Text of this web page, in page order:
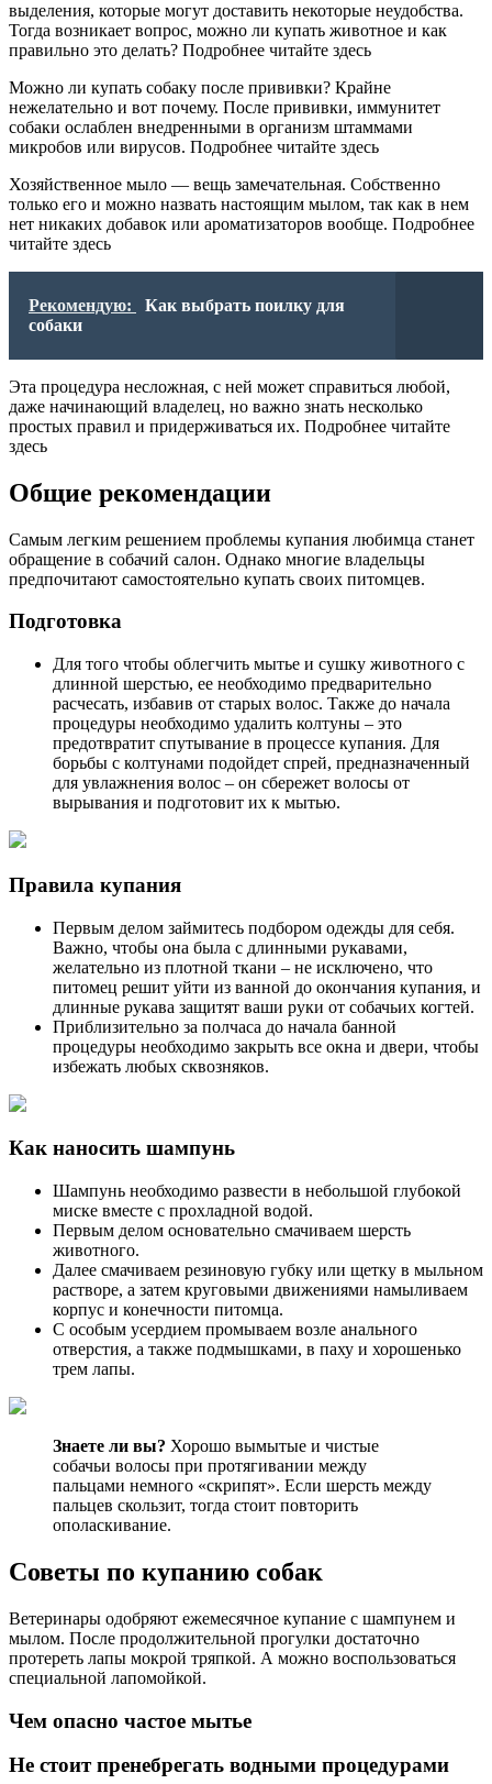
выделения, которые могут доставить некоторые неудобства.
Тогда возникает вопрос, можно ли купать животное и как
правильно это делать? Подробнее читайте здесь
Можно ли купать собаку после прививки? Крайне
нежелательно и вот почему. После прививки, иммунитет
собаки ослаблен внедренными в организм штаммами
микробов или вирусов. Подробнее читайте здесь
Хозяйственное мыло — вещь замечательная. Собственно
только его и можно назвать настоящим мылом, так как в нем
нет никаких добавок или ароматизаторов вообще. Подробнее
читайте здесь
Рекомендую:
Как выбрать поилку для
собаки
Эта процедура несложная, с ней может справиться любой,
даже начинающий владелец, но важно знать несколько
простых правил и придерживаться их. Подробнее читайте
здесь
Общие рекомендации
Самым легким решением проблемы купания любимца станет
обращение в собачий салон. Однако многие владельцы
предпочитают самостоятельно купать своих питомцев.
Подготовка
Для того чтобы облегчить мытье и сушку животного с
длинной шерстью, ее необходимо предварительно
расчесать, избавив от старых волос. Также до начала
процедуры необходимо удалить колтуны – это
предотвратит спутывание в процессе купания. Для
борьбы с колтунами подойдет спрей, предназначенный
для увлажнения волос – он сбережет волосы от
вырывания и подготовит их к мытью.
Правила купания
Первым делом займитесь подбором одежды для себя.
Важно, чтобы она была с длинными рукавами,
желательно из плотной ткани – не исключено, что
питомец решит уйти из ванной до окончания купания, и
длинные рукава защитят ваши руки от собачьих когтей.
Приблизительно за полчаса до начала банной
процедуры необходимо закрыть все окна и двери, чтобы
избежать любых сквозняков.
Как наносить шампунь
Шампунь необходимо развести в небольшой глубокой
миске вместе с прохладной водой.
Первым делом основательно смачиваем шерсть
животного.
Далее смачиваем резиновую губку или щетку в мыльном
растворе, а затем круговыми движениями намыливаем
корпус и конечности питомца.
С особым усердием промываем возле анального
отверстия, а также подмышками, в паху и хорошенько
трем лапы.
Знаете ли вы? Хорошо вымытые и чистые
собачьи волосы при протягивании между
пальцами немного «скрипят». Если шерсть между
пальцев скользит, тогда стоит повторить
ополаскивание.
Советы по купанию собак
Ветеринары одобряют ежемесячное купание с шампунем и
мылом. После продолжительной прогулки достаточно
протереть лапы мокрой тряпкой. А можно воспользоваться
специальной лапомойкой.
Чем опасно частое мытье
Не стоит пренебрегать водными процедурами